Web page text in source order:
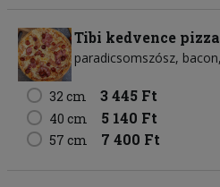
Tibi kedvence pizza
paradicsomszósz bacon
32 cm 3 445 Ft
40 cm 5 140 Ft
57 cm 7 400 Ft